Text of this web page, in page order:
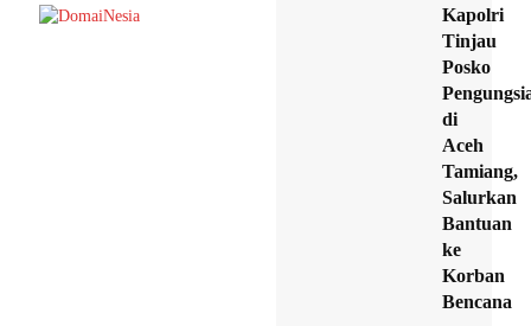
Kapolri
Tinjau
Posko
di
Aceh
Tamiang,
Salurkan
Bantuan
ke
Korban
Bencana